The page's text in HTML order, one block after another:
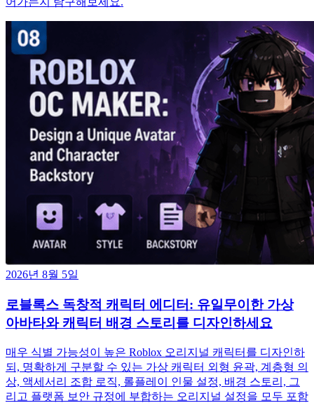
2026년 8월 5일
로블록스 독창적 캐릭터 에디터: 유일무이한 가상
아바타와 캐릭터 배경 스토리를 디자인하세요
매우 식별 가능성이 높은 Roblox 오리지널 캐릭터를 디자인하
되, 명확하게 구분할 수 있는 가상 캐릭터 외형 윤곽, 계층형 의
상, 액세서리 조합 로직, 롤플레이 인물 설정, 배경 스토리, 그
리고 플랫폼 보안 규정에 부합하는 오리지널 설정을 모두 포함